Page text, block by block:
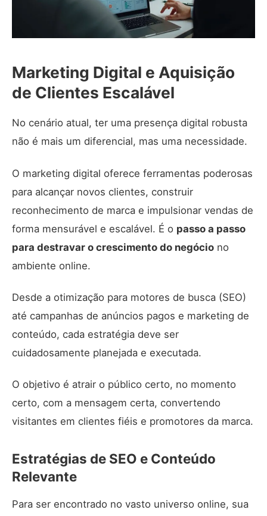
Marketing Digital e Aquisição
de Clientes Escalável
No cenário atual, ter uma presença digital robusta
não é mais um diferencial, mas uma necessidade.
O marketing digital oferece ferramentas poderosas
para alcançar novos clientes, construir
reconhecimento de marca e impulsionar vendas de
forma mensurável e escalável. É o passo a passo
para destravar o crescimento do negócio no
ambiente online.
Desde a otimização para motores de busca (SEO)
até campanhas de anúncios pagos e marketing de
conteúdo, cada estratégia deve ser
cuidadosamente planejada e executada.
O objetivo é atrair o público certo, no momento
certo, com a mensagem certa, convertendo
visitantes em clientes fiéis e promotores da marca.
Estratégias de SEO e Conteúdo
Relevante
Para ser encontrado no vasto universo online, sua